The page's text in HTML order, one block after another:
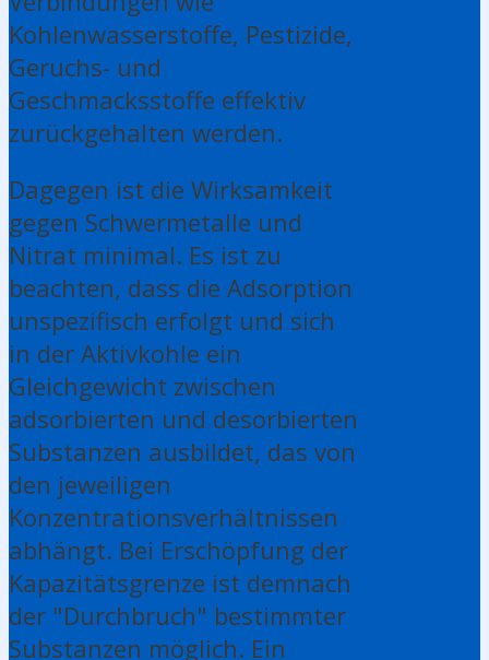
Kohlenwasserstoffe, Pestizide,
Geruchs- und
Geschmacksstoffe effektiv
zurückgehalten werden.
Dagegen ist die Wirksamkeit
gegen Schwermetalle und
Nitrat minimal. Es ist zu
beachten, dass die Adsorption
unspezifisch erfolgt und sich
in der Aktivkohle ein
Gleichgewicht zwischen
adsorbierten und desorbierten
Substanzen ausbildet, das von
den jeweiligen
Konzentrationsverhältnissen
abhängt. Bei Erschöpfung der
Kapazitätsgrenze ist demnach
der "Durchbruch" bestimmter
Substanzen möglich. Ein